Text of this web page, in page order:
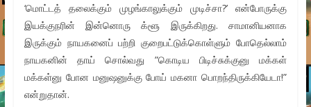
‘மொட்டத் தலைக்கும் முழங்காலுக்கும் முடிச்சா?’ என்போருக்கு
இயக்குநரின் இன்னொரு க்ளூ இருக்கிறது. சாமானியனாக
இருக்கும் நாயகனைப் பற்றி குறைபட்டுக்கொள்ளும் போதெல்லாம்
நாயகனின் தாய் சொல்வது ”கொடிய பிடிச்சுக்குனு மக்கள்
மக்கள்னு போன மனுஷனுக்கு போய் மகனா பொறந்திருக்கியேடா!”
என்றுதான்.